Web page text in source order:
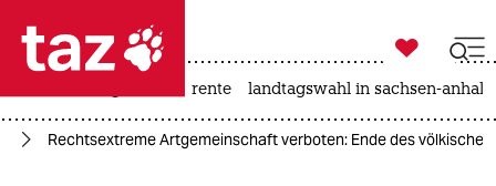
 taz zahl ich
taz zahl ich

taz zahl ich
rente landtagswahl in sachsen-anhalt
Rechtsextreme Artgemeinschaft verboten: Ende des völkischen